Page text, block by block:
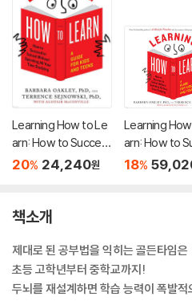
Learning How to Le
arn: How to Succee
d in School Without
e for Kids and Teen
20% 24,240원
Learning
arn: How to
d in School
18%
책소개
제대로 된 공부법을 익히는 골든타임은
초등 고학년부터 중학교까지!
두뇌를 재설계하면 학습 능력이 폭발